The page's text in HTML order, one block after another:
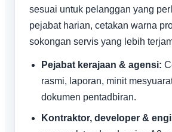
sesuai untuk pelanggan yang
pejabat harian, cetakan warna
sokongan servis yang lebih
Pejabat kerajaan & agensi:
rasmi, laporan, minit
dokumen pentadbiran.
Kontraktor, developer &